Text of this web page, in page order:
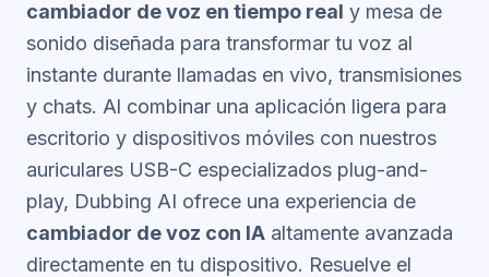
cambiador de voz en tiempo real y mesa de
sonido diseñada para transformar tu voz al
instante durante llamadas en vivo, transmisiones
y chats. Al combinar una aplicación ligera para
escritorio y dispositivos móviles con nuestros
auriculares USB-C especializados plug-and-
play, Dubbing AI ofrece una experiencia de
cambiador de voz con IA altamente avanzada
directamente en tu dispositivo. Resuelve el